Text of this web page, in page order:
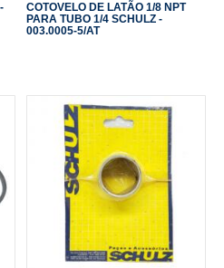
COTOVELO DE LATÃO 1/8 NPT
PARA TUBO 1/4 SCHULZ -
003.0005-5/AT